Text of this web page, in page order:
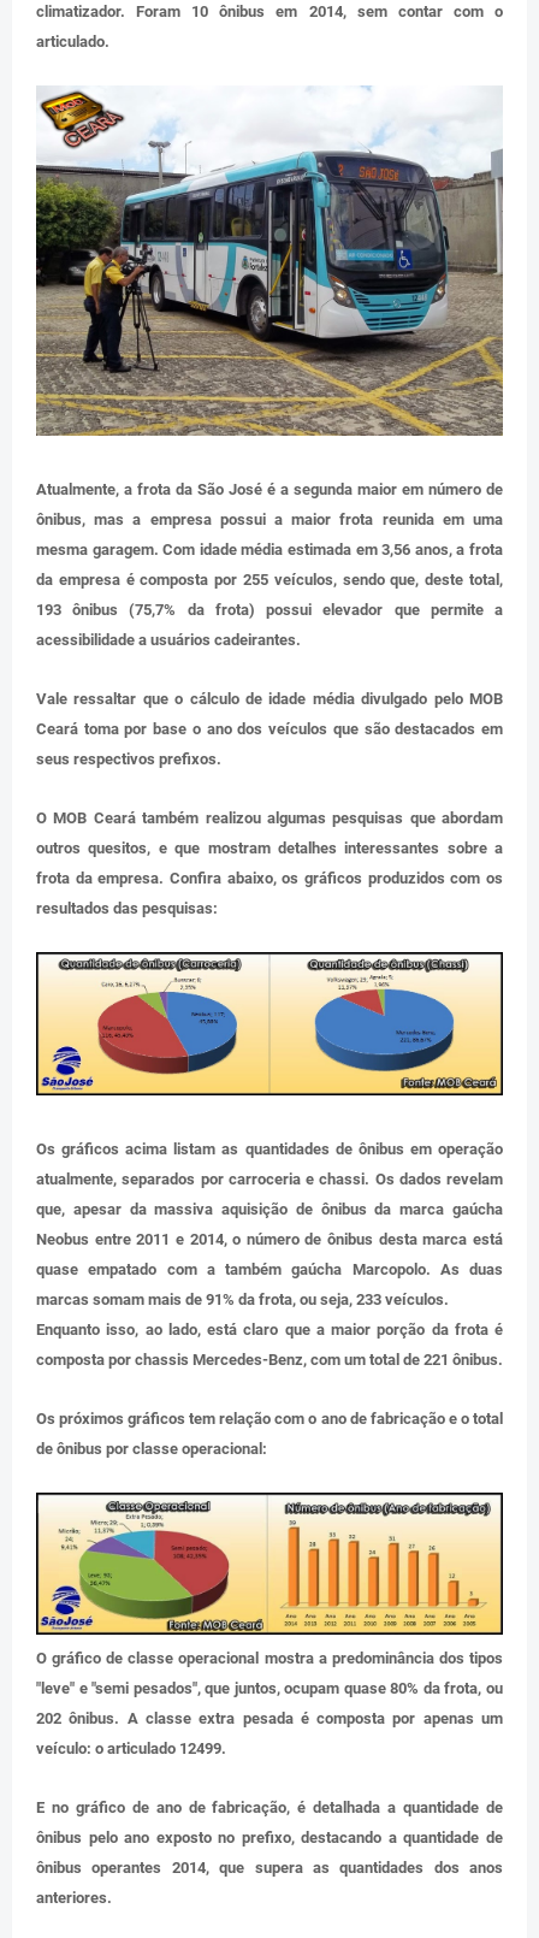
climatizador. Foram 10 ônibus em 2014, sem contar com o
articulado.
Atualmente, a frota da São José é a segunda maior em número de
ônibus, mas a empresa possui a maior frota reunida em uma
mesma garagem. Com idade média estimada em 3,56 anos, a frota
da empresa é composta por 255 veículos, sendo que, deste total,
193 ônibus (75,7% da frota) possui elevador que permite a
acessibilidade a usuários cadeirantes.
Vale ressaltar que o cálculo de idade média divulgado pelo MOB
Ceará toma por base o ano dos veículos que são destacados em
seus respectivos prefixos.
O MOB Ceará também realizou algumas pesquisas que abordam
outros quesitos, e que mostram detalhes interessantes sobre a
frota da empresa. Confira abaixo, os gráficos produzidos com os
resultados das pesquisas:
Os gráficos acima listam as quantidades de ônibus em operação
atualmente, separados por carroceria e chassi. Os dados revelam
que, apesar da massiva aquisição de ônibus da marca gaúcha
Neobus entre 2011 e 2014, o número de ônibus desta marca está
quase empatado com a também gaúcha Marcopolo. As duas
marcas somam mais de 91% da frota, ou seja, 233 veículos.
Enquanto isso, ao lado, está claro que a maior porção da frota é
composta por chassis Mercedes-Benz, com um total de 221 ônibus.
Os próximos gráficos tem relação com o ano de fabricação e o total
de ônibus por classe operacional:
O gráfico de classe operacional mostra a predominância dos tipos
"leve" e "semi pesados", que juntos, ocupam quase 80% da frota, ou
202 ônibus. A classe extra pesada é composta por apenas um
veículo: o articulado 12499.
E no gráfico de ano de fabricação, é detalhada a quantidade de
ônibus pelo ano exposto no prefixo, destacando a quantidade de
ônibus operantes 2014, que supera as quantidades dos anos
anteriores.